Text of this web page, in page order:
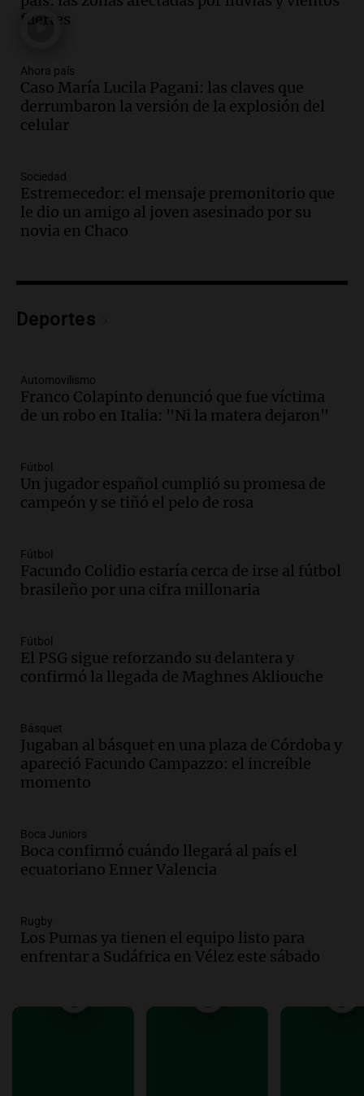
Viva la Radio Rosario
Episodios
por la Ley de Tierras: "Construyeron un
relato mentiroso"
Informados al regreso
Episodios
gran expo, con concurso de panificados
y actividades destacadas
Panorama Federal
Episodios
Mundial de Atlanta
Episodios
programa de movilidad sustentable
Viva la Radio
Episodios
nevada en Mendoza este fin de semana
tras condiciones invernales
Panorama Federal
Episodios
distraídos: ¿Qué pasa con un niño
cuando el padre mira mucho el teléfono?
Educar entre todos
Audio.
Tecnológico en Villa María con dos
edificios icónicos
Audio. Polémica en el fútbol argentino:
árbitros bajo la lupa tras fallos
controvertidos
Panorama Federal
Audio.
para modificar proyecto de propiedad
privada en el Senado Nacional
Audio.
Estados Unidos advierte sobre
contrato entre cooperativa argentina y
Huawei en Neuquén
Episodios
fuertes
Ahora país
Caso María Lucila Pagani: las claves que
derrumbaron la versión de la explosión del
celular
Sociedad
Estremecedor: el mensaje premonitorio que
le dio un amigo al joven asesinado por su
novia en Chaco
Deportes
Automovilismo
Franco Colapinto denunció que fue víctima
de un robo en Italia: "Ni la matera dejaron"
Fútbol
Un jugador español cumplió su promesa de
campeón y se tiñó el pelo de rosa
Fútbol
Facundo Colidio estaría cerca de irse al fútbol
brasileño por una cifra millonaria
Fútbol
El PSG sigue reforzando su delantera y
confirmó la llegada de Maghnes Akliouche
Básquet
Jugaban al básquet en una plaza de Córdoba y
apareció Facundo Campazzo: el increíble
momento
Boca Juniors
Boca confirmó cuándo llegará al país el
ecuatoriano Enner Valencia
Rugby
Los Pumas ya tienen el equipo listo para
enfrentar a Sudáfrica en Vélez este sábado